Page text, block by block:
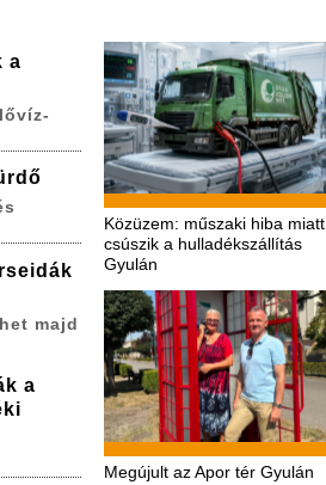
Közüzem: műszaki hiba miatt
csúszik a hulladékszállítás
Gyulán
Megújult az Apor tér Gyulán
a
majd
a